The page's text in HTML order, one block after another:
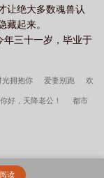
让绝大多数魂兽认
起来。
年三十一岁，毕业于
光拥抱你 爱妻别跑 欢
你好，天降老公！ 都市
阅读